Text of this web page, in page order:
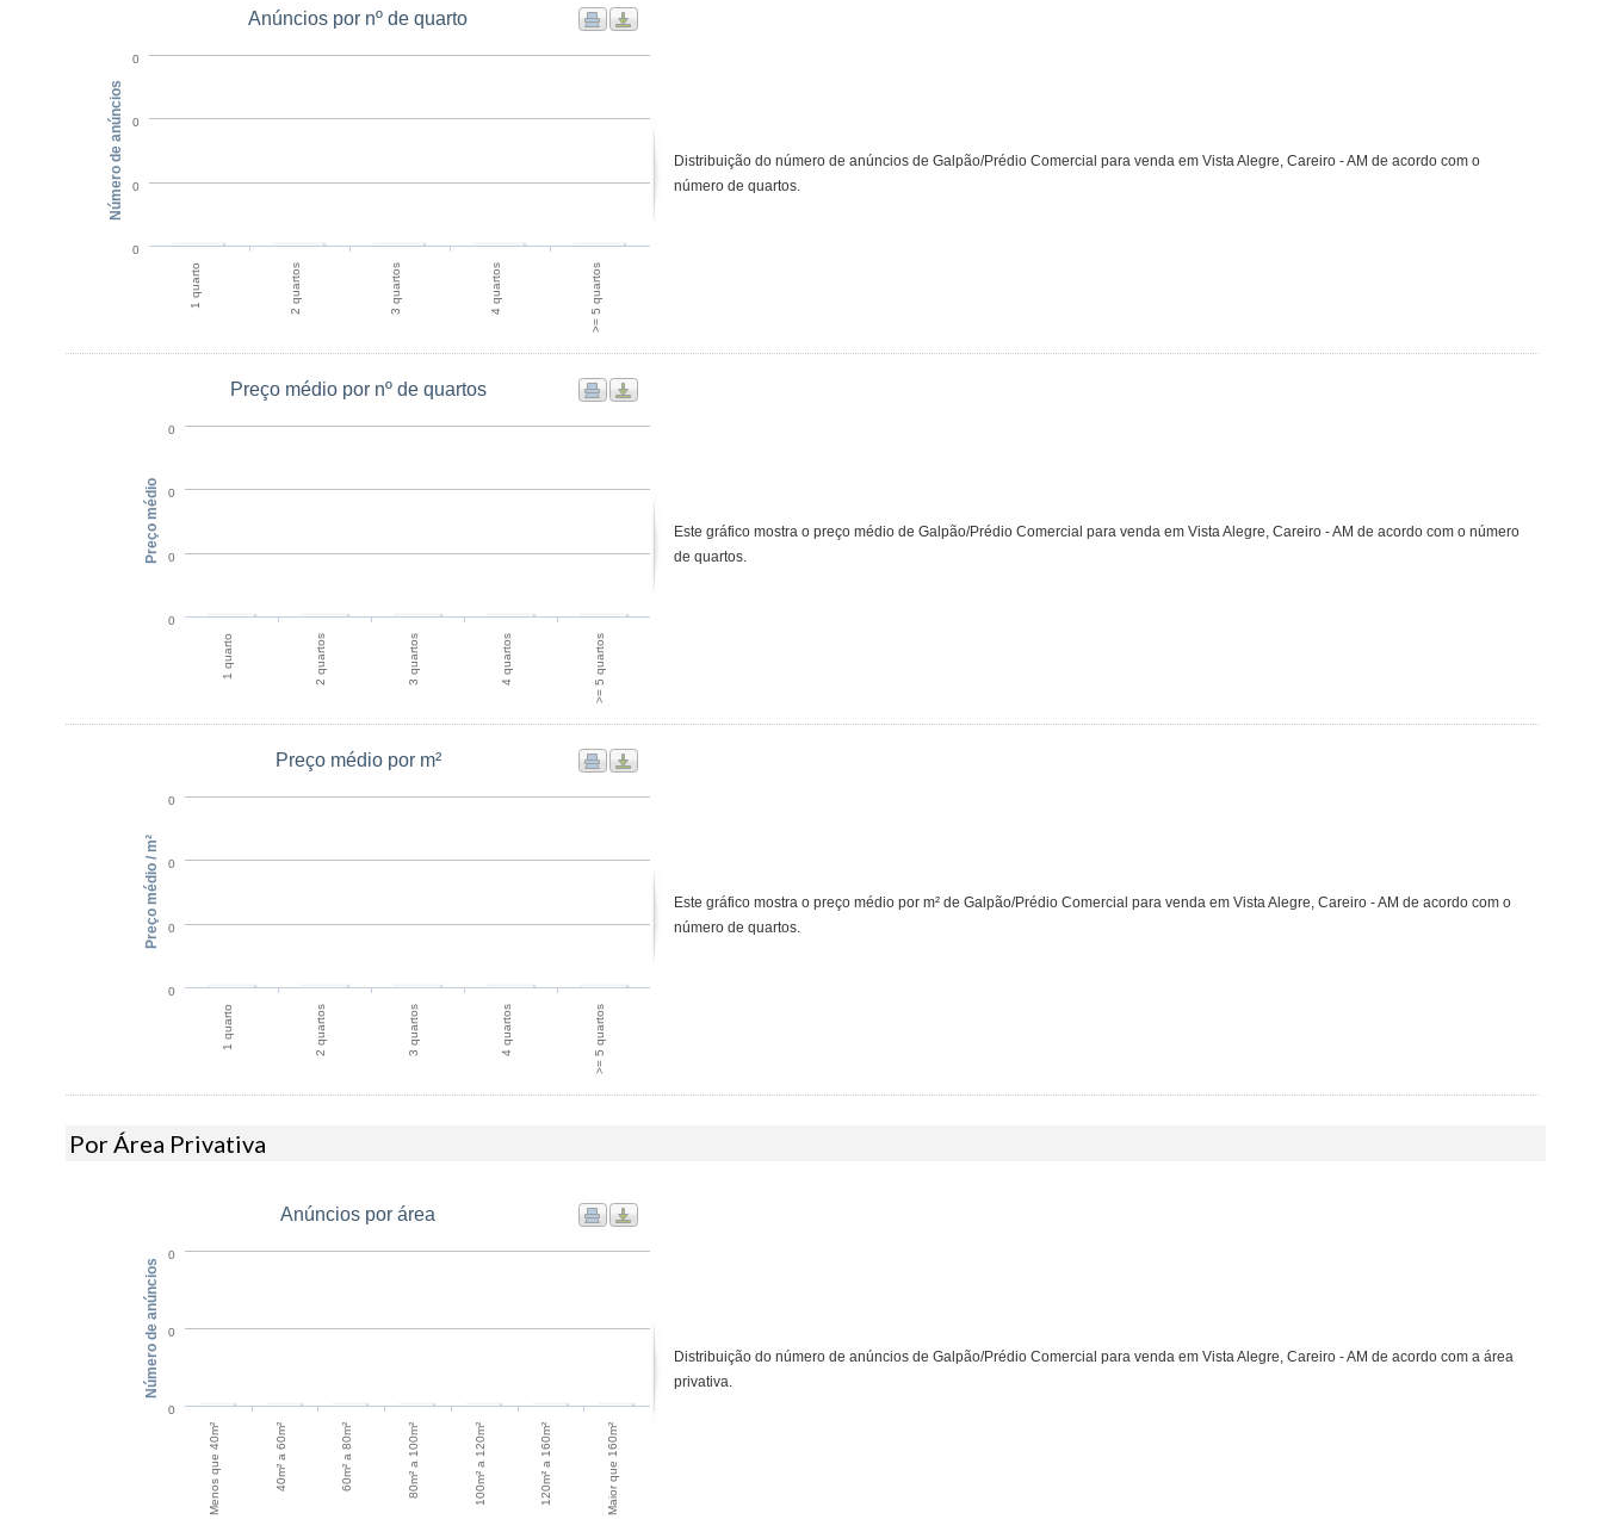
Anúncios por nº de quarto
1 quarto 2 quartos 3 quartos 4 quartos >= 5 quartos
0
0
0
0
Número de anúncios
Distribuição do número de anúncios de Galpão/Prédio Comercial para venda em Vista Alegre, Careiro - AM de acordo com o
número de quartos.
Preço médio por nº de quartos
1 quarto 2 quartos 3 quartos 4 quartos >= 5 quartos
0
0
0
0
Preço médio
Este gráfico mostra o preço médio de Galpão/Prédio Comercial para venda em Vista Alegre, Careiro - AM de acordo com o número
de quartos.
Preço médio por m²
1 quarto 2 quartos 3 quartos 4 quartos >= 5 quartos
0
0
0
0
Preço médio / m²
Este gráfico mostra o preço médio por m² de Galpão/Prédio Comercial para venda em Vista Alegre, Careiro - AM de acordo com o
número de quartos.
Por Área Privativa
Anúncios por área
Menos que 40m² 40m² a 60m² 60m² a 80m² 80m² a 100m² 100m² a 120m² 120m² a 160m² Maior que 160m²
0
0
0
Número de anúncios
Distribuição do número de anúncios de Galpão/Prédio Comercial para venda em Vista Alegre, Careiro - AM de acordo com a área
privativa.